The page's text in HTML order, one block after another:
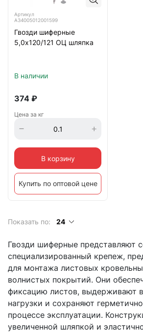
Артикул
А34005012001599
Гвозди шиферные
5,0х120/121 ОЦ шляпка
В наличии
374 ₽
Цена за кг
В корзину
Купить по оптовой цене
Показать по: 24
Гвозди шиферные представляют
специализированный крепеж,
для монтажа листовых
волнистых покрытий. Они
фиксацию листов, выдерживают
нагрузки и сохраняют
процессе эксплуатации.
увеличенной шляпкой и